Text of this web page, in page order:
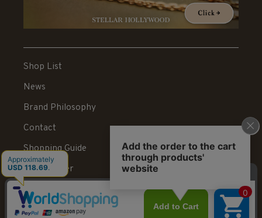
Shop List
News
Brand Philosophy
Contact
Shopping Guide
News Letter
Recruit
Legal Information